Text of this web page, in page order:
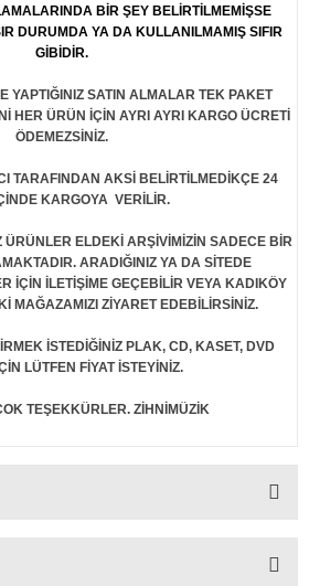
BİR ŞEY BELİRTİLMEMİŞSE
DURUMDA YA DA KULLANILMAMIŞ SIFIR
GİBİDİR.
YAPTIĞINIZ SATIN ALMALAR TEK PAKET
HER ÜRÜN İÇİN AYRI AYRI KARGO ÜCRETİ
ÖDEMEZSİNİZ.
TARAFINDAN AKSİ BELİRTİLMEDİKÇE 24
KARGOYA VERİLİR.
ÜRÜNLER ELDEKİ ARŞİVİMİZİN SADECE BİR
ARADIĞINIZ YA DA SİTEDE
İÇİN İLETİŞİME GEÇEBİLİR VEYA KADIKÖY
MAĞAZAMIZI ZİYARET EDEBİLİRSİNİZ.
İSTEDİĞİNİZ PLAK, CD, KASET, DVD
LÜTFEN FİYAT İSTEYİNİZ.
TEŞEKKÜRLER. ZİHNİMÜZİK